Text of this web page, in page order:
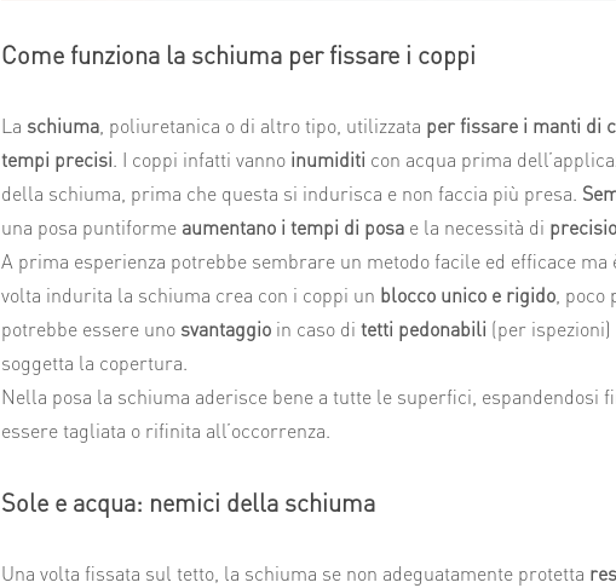
Come funziona la schiuma per fissare i coppi
La schiuma, poliuretanica o di altro tipo, utilizzata per fissare i manti di
tempi precisi. I coppi infatti vanno inumiditi con acqua prima
della schiuma, prima che questa si indurisca e non faccia più presa.
una posa puntiforme aumentano i tempi di posa e la necessità di
A prima esperienza potrebbe sembrare un metodo facile ed efficace ma
volta indurita la schiuma crea con i coppi un blocco unico e rigido, poco
potrebbe essere uno svantaggio in caso di tetti pedonabili (per ispezioni)
soggetta la copertura.
Nella posa la schiuma aderisce bene a tutte le superfici, espandendosi
essere tagliata o rifinita all’occorrenza.
Sole e acqua: nemici della schiuma
Una volta fissata sul tetto, la schiuma se non adeguatamente protetta